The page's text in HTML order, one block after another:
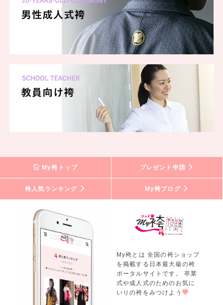
My袴トップ プレゼント申請
袴人気ランキング My袴ブログ
My袴とは 全国の袴ショップ
を掲載する日本最大級の袴
ポータルサイトです。 卒業
式や成人式のためのお気に
いりの袴をみつけよう